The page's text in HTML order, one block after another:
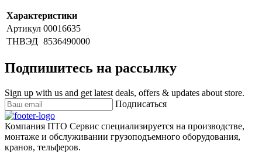
Характеристики
Артикул 00016635
ТНВЭД 8536490000
Подпишитесь на рассылку
Sign up with us and get latest deals, offers & updates about store.
Подписаться
Компания ПТО Сервис специализируется на производстве,
монтаже и обслуживании грузоподъемного оборудования,
кранов, тельферов.